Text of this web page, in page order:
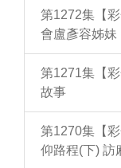
第1272集【
會盧彥容姊妹
第1271集【
故事
第1270集【
仰路程(下) 訪